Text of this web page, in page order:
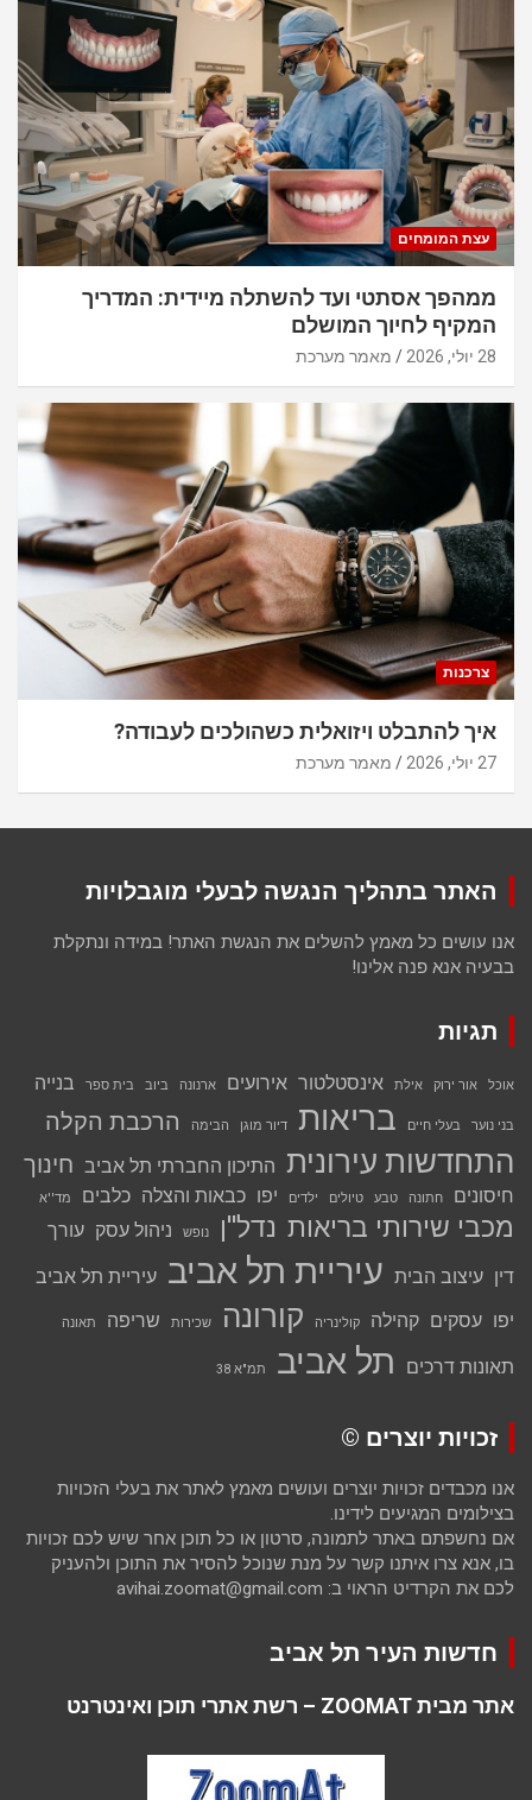
עצת המומחים
ממהפך אסתטי ועד להשתלה מיידית: המדריך
המקיף לחיוך המושלם
28 יולי, 2026 מאמר מערכת
צרכנות
איך להתבלט ויזואלית כשהולכים לעבודה?
27 יולי, 2026 מאמר מערכת
האתר בתהליך הנגשה לבעלי מוגבלויות
אנו עושים כל מאמץ להשלים את הנגשת האתר! במידה ונתקלת
בבעיה אנא פנה אלינו!
תגיות
אוכל אור ירוק אילת אינסטלטור אירועים ארנונה ביוב בית ספר בנייה
בני נוער בעלי חיים בריאות דיור מוגן הבימה הרכבת הקלה
התחדשות עירונית התיכון החברתי תל אביב חינוך
חיסונים חתונה טבע טיולים ילדים יפו כבאות והצלה כלבים מד''א
מכבי שירותי בריאות נדל''ן נופש ניהול עסק עורך
דין עיצוב הבית עיריית תל אביב עיריית תל אביב
יפו עסקים קהילה קולינריה קורונה שכירות שריפה תאונה
תאונות דרכים תל אביב תמ"א 38
זכויות יוצרים ©
אנו מכבדים זכויות יוצרים ועושים מאמץ לאתר את בעלי הזכויות
בצילומים המגיעים לידינו.
אם נחשפתם באתר לתמונה, סרטון או כל תוכן אחר שיש לכם זכויות
בו, אנא צרו איתנו קשר על מנת שנוכל להסיר את התוכן ולהעניק
לכם את הקרדיט הראוי ב: avihai.zoomat@gmail.com
חדשות העיר תל אביב
אתר מבית ZOOMAT – רשת אתרי תוכן ואינטרנט